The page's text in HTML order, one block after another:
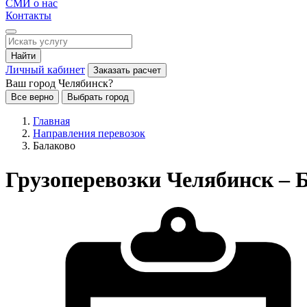
СМИ о нас
Контакты
Найти
Личный кабинет Заказать расчет
Ваш город Челябинск?
Все верно Выбрать город
Главная
Направления перевозок
Балаково
Грузоперевозки Челябинск –